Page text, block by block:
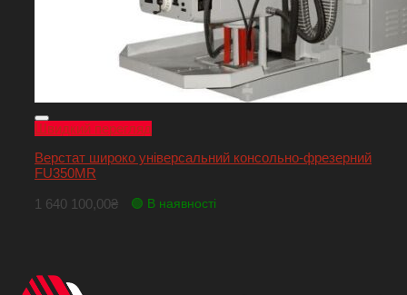
Швидкий перегляд
Верстат широко універсальний консольно-фрезерний
FU350MR
1 640 100,00₴ 🟢 В наявності